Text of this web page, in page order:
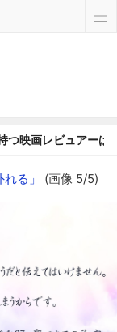
つ映画レビュアーは
る」 (画像 5/5)